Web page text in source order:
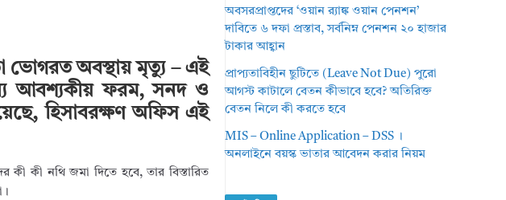
ভোগরত অবস্থায় মৃত্যু – এই
আবশ্যকীয় ফরম, সনদ ও
হিসাবরক্ষণ অফিস এই
কী কী নথি জমা দিতে হবে, তার বিস্তারিত
অবসরপ্রাপ্তদের ‘ওয়ান র‌্যাঙ্ক ওয়ান পেনশন’
দাবিতে ৬ দফা প্রস্তাব, সর্বনিম্ন পেনশন ২০ হাজার
টাকার আহ্বান
প্রাপ্যতাবিহীন ছুটিতে (Leave Not Due) পুরো
আগস্ট কাটালে বেতন কীভাবে হবে? অতিরিক্ত
বেতন নিলে কী করতে হবে
MIS – Online Application – DSS ।
অনলাইনে বয়স্ক ভাতার আবেদন করার নিয়ম